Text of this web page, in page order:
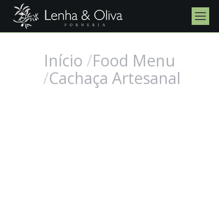
Você está aqui:Início Food Menu
Cachaça Artesanal